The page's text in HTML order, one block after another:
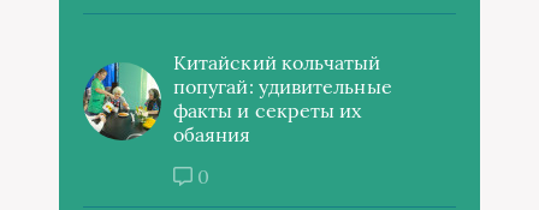
Китайский кольчатый
попугай: удивительные
факты и секреты их
обаяния
0